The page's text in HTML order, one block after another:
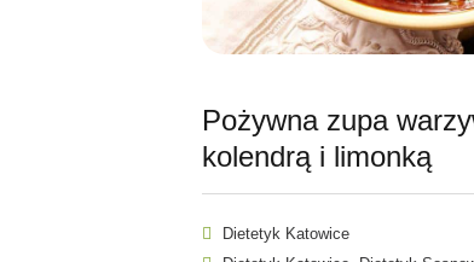
Pożywna zupa
kolendrą i limonką
Dietetyk Katowice